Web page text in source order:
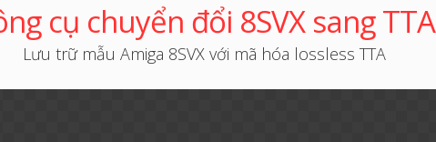
cụ chuyển đổi 8SVX sang TTA
Lưu trữ mẫu Amiga 8SVX với mã hóa lossless TTA